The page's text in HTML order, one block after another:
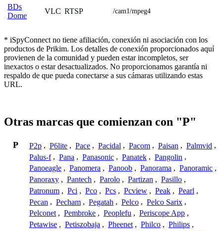
BDs
Dome
VLC RTSP /cam1/mpeg4
* iSpyConnect no tiene afiliación, conexión ni asociación con los
productos de Prikim. Los detalles de conexión proporcionados aquí
provienen de la comunidad y pueden estar incompletos, ser
inexactos o estar desactualizados. No proporcionamos garantía ni
respaldo de que pueda conectarse a sus cámaras utilizando estas
URL.
Otras marcas que comienzan con "P"
P P2p , P6lite , Pace , Pacidal , Pacom , Paisan , Palmvid ,
Palus-f , Pana , Panasonic , Panatek , Pangolin ,
Panoeagle , Panomera , Panoob , Panorama , Panoramic ,
Panoraxy , Pantech , Parolo , Partizan , Pasillo ,
Patronum , Pci , Pco , Pcs , Pcview , Peak , Pearl ,
Pecan , Pecham , Pegatah , Pelco , Pelco Sarix ,
Pelconet , Pembroke , Peoplefu , Periscope App ,
Petawise , Petiszobaja , Pheenet , Philco , Philips ,